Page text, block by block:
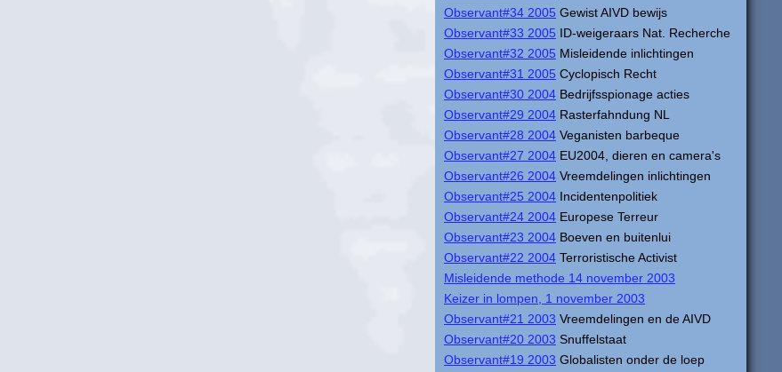
Observant#34 2005 Gewist AIVD bewijs
Observant#33 2005 ID-weigeraars Nat. Recherche
Observant#32 2005 Misleidende inlichtingen
Observant#31 2005 Cyclopisch Recht
Observant#30 2004 Bedrijfsspionage acties
Observant#29 2004 Rasterfahndung NL
Observant#28 2004 Veganisten barbeque
Observant#27 2004 EU2004, dieren en camera's
Observant#26 2004 Vreemdelingen inlichtingen
Observant#25 2004 Incidentenpolitiek
Observant#24 2004 Europese Terreur
Observant#23 2004 Boeven en buitenlui
Observant#22 2004 Terroristische Activist
Misleidende methode 14 november 2003
Keizer in lompen, 1 november 2003
Observant#21 2003 Vreemdelingen en de AIVD
Observant#20 2003 Snuffelstaat
Observant#19 2003 Globalisten onder de loep